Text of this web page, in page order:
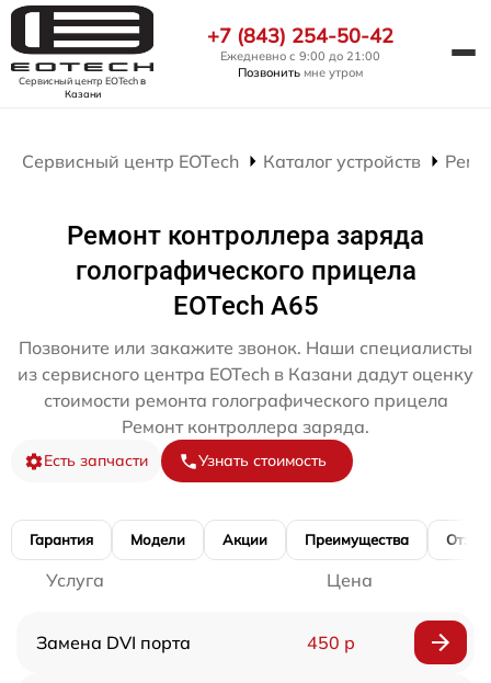
Сервисный центр EOTechв
Казани
+7 (843) 254-50-42
Ежедневно с 9:00 до 21:00
Позвонить мне утром
Сервисный центр EOTech Каталог устройств
Ремонт контроллера заряда
голографического прицела
EOTech A65
Позвоните или закажите звонок. Наши специалисты
из сервисного центра EOTech в Казани дадут оценку
стоимости ремонта голографического прицела
Ремонт контроллера заряда.
Есть запчасти Узнать стоимость
Гарантия Модели Акции Преимущества
Услуга Цена
Замена DVI порта 450 р